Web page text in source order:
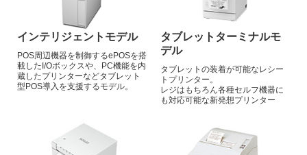
インテリジェントモデル
POS周辺機器を制御するePOSを搭
載したI/Oボックスや、 PC機能を内
蔵したプリンターなどタブレット
型POS導入を支援するモデル。
タブレットターミナルモ
デル
タブレットの装着が可能なレシー
トプリンター。
レジはもちろん各種セルフ機器に
も対応可能な新発想プリンター